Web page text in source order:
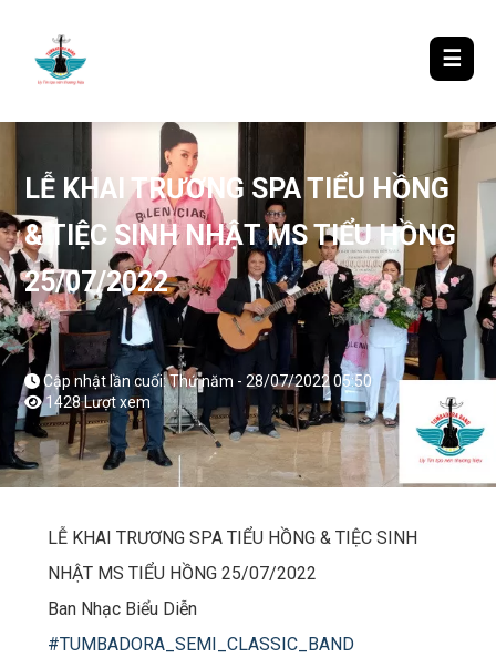
☰
LỄ KHAI TRƯƠNG SPA TIỂU HỒNG
& TIỆC SINH NHẬT MS TIỂU HỒNG
25/07/2022
Cập nhật lần cuối: Thứ năm - 28/07/2022 05:50
1428 Lượt xem
LỄ KHAI TRƯƠNG SPA TIỂU HỒNG & TIỆC SINH
NHẬT MS TIỂU HỒNG 25/07/2022
Ban Nhạc Biểu Diễn
#TUMBADORA_SEMI_CLASSIC_BAND